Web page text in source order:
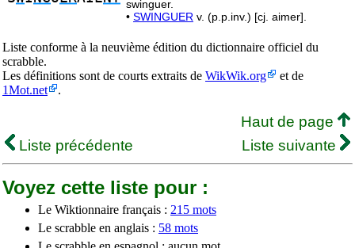
swinguer.
• SWINGUER v. (p.p.inv.) [cj. aimer].
Liste conforme à la neuvième édition du dictionnaire officiel du
scrabble.
Les définitions sont de courts extraits de WikWik.org
et de
1Mot.net
.
Haut de page
Liste précédente
Liste suivante
Voyez cette liste pour :
Le Wiktionnaire français : 215 mots
Le scrabble en anglais : 58 mots